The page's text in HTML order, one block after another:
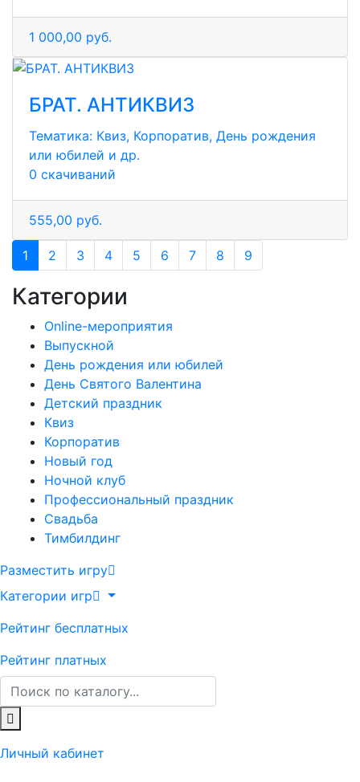
1 000,00 руб.
БРАТ. АНТИКВИЗ
Тематика: Квиз, Корпоратив, День рождения
или юбилей и др.
0 скачиваний
555,00 руб.
1 2 3 4 5 6 7 8 9
Категории
Online-мероприятия
Выпускной
День рождения или юбилей
День Святого Валентина
Детский праздник
Квиз
Корпоратив
Новый год
Ночной клуб
Профессиональный праздник
Свадьба
Тимбилдинг
Разместить игру
Категории игр
Рейтинг бесплатных
Рейтинг платных
Личный кабинет